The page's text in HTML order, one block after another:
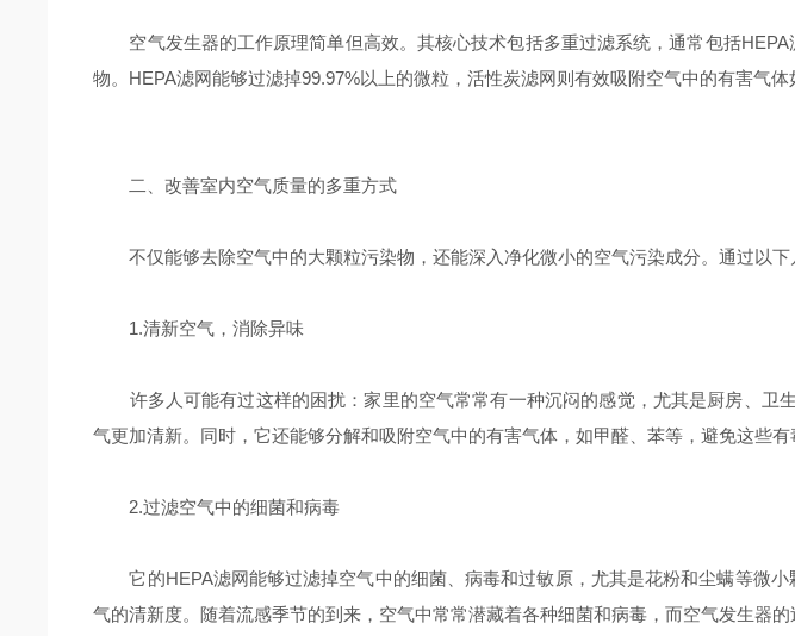
空气发生器的工作原理简单但高效。其核心技术包括多重过滤系统，通常包括
物。HEPA滤网能够过滤掉99.97%以上的微粒，活性炭滤网则有效吸附空气中的有害气
二、改善室内空气质量的多重方式
不仅能够去除空气中的大颗粒污染物，还能深入净化微小的空气污染成分。通过以下
1.清新空气，消除异味
许多人可能有过这样的困扰：家里的空气常常有一种沉闷的感觉，尤其是厨房、卫
气更加清新。同时，它还能够分解和吸附空气中的有害气体，如甲醛、苯等，避免这些有
2.过滤空气中的细菌和病毒
它的HEPA滤网能够过滤掉空气中的细菌、病毒和过敏原，尤其是花粉和尘螨等微
气的清新度。随着流感季节的到来，空气中常常潜藏着各种细菌和病毒，而空气发生器